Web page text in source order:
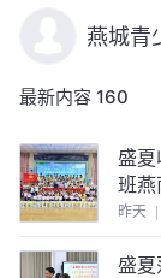
燕城青
最新内容 160
盛
班燕
昨天
盛